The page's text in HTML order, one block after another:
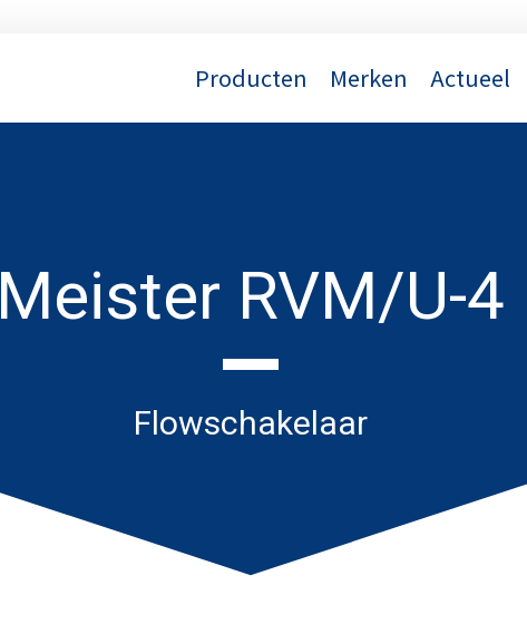
Producten Merken Actueel
Meister RVM/U-4
Flowschakelaar